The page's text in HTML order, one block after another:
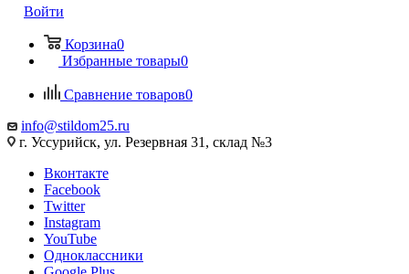
Войти
Корзина0
Избранные товары0
Сравнение товаров0
info@stildom25.ru
г. Уссурийск, ул. Резервная 31, склад №3
Вконтакте
Facebook
Twitter
Instagram
YouTube
Одноклассники